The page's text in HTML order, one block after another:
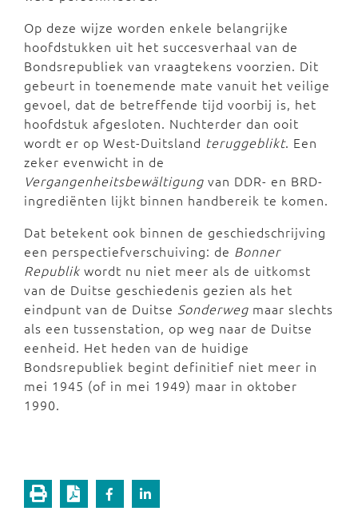
Op deze wijze worden enkele belangrijke
hoofdstukken uit het succesverhaal van de
Bondsrepubliek van vraagtekens voorzien. Dit
gebeurt in toenemende mate vanuit het veilige
gevoel, dat de betreffende tijd voorbij is, het
hoofdstuk afgesloten. Nuchterder dan ooit
wordt er op West-Duitsland teruggeblikt. Een
zeker evenwicht in de
Vergangenheitsbewältigung van DDR- en BRD-
ingrediënten lijkt binnen handbereik te komen.
Dat betekent ook binnen de geschiedschrijving
een perspectiefverschuiving: de Bonner
Republik wordt nu niet meer als de uitkomst
van de Duitse geschiedenis gezien als het
eindpunt van de Duitse Sonderweg maar slechts
als een tussenstation, op weg naar de Duitse
eenheid. Het heden van de huidige
Bondsrepubliek begint definitief niet meer in
mei 1945 (of in mei 1949) maar in oktober
1990.